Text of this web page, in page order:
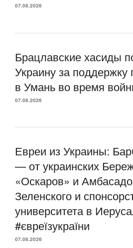
07.08.2026
Брацлавские хасиды
Украину за поддержку
в Умань во время
07.08.2026
Евреи из Украины:
— от украинских
«Оскаров» и
Зеленского и
университета в
#євреїзукраїни
07.08.2026